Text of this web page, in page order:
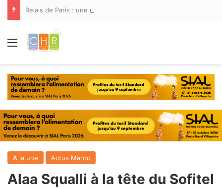
Menu
A la une Actus Maroc
Alaa Squalli à la tête du Sofitel